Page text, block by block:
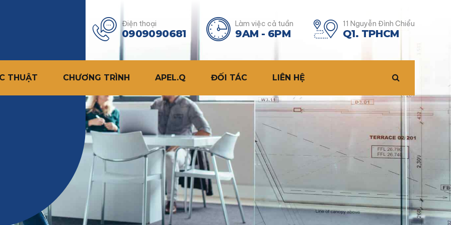
Điện thoại
0909090681
Làm việc cả tuần
9AM - 6PM
11 Nguyễn Đình Chiểu
Q1. TPHCM
THUẬT CHƯƠNG TRÌNH
hướng công bố quốc tế
nghệ Thông tin (By
nghệ thông tin (By
Schweizer Institut für
Hochschulbildung in Management
und Innovation (MI Swiss)
Tiến sĩ ứng dụng nghề nghiệp
Tiến sĩ Khoa học
Chương trình Top-Up
MBA Swiss
DBA Swiss
Doctor of Education Swiss
Master Edu Switzerland
MasterTESOL
APEL.Q ĐỐI TÁC LIÊN HỆ